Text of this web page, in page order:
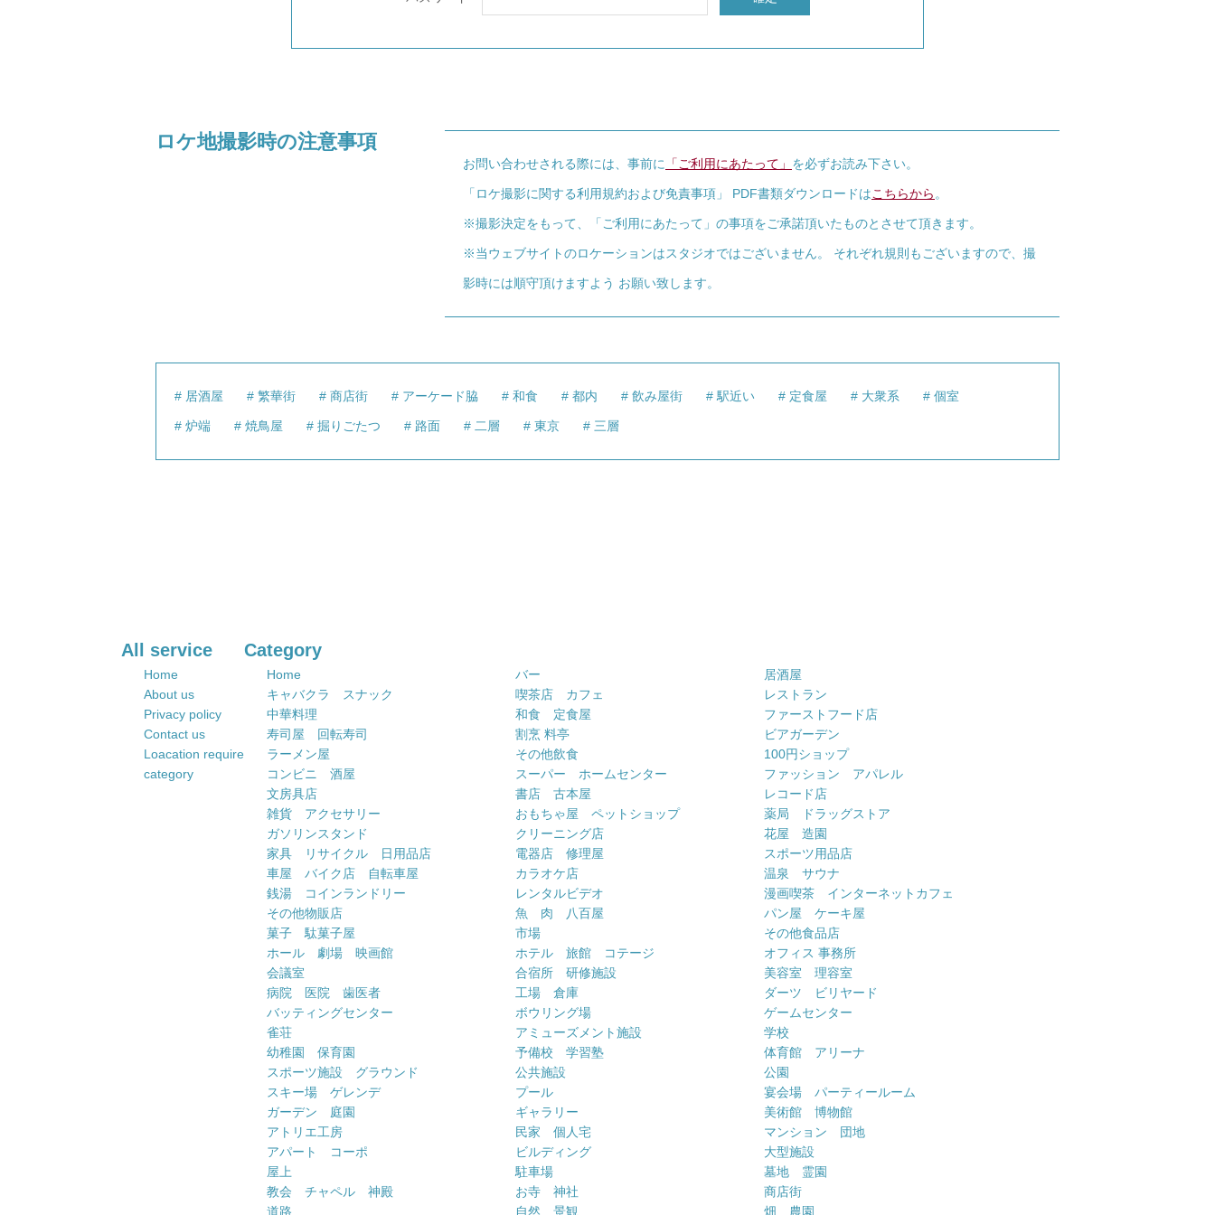
ロケ地撮影時の注意事項
お問い合わせされる際には、事前に 「ご利用にあたって」 を必ずお読み下さい。
「ロケ撮影に関する利用規約および免責事項」 PDF書類ダウンロードはこちらから 。
※撮影決定をもって、「ご利用にあたって」の事項をご承諾頂いたものとさせて頂きます。
※当ウェブサイトのロケーションはスタジオではございません。 それぞれ規則もございますので、撮
影時には順守頂けますよう お願い致します。
居酒屋 繁華街 商店街 アーケード脇 和食 都内 飲み屋街 駅近い 定食屋 大衆系 個室
炉端 焼鳥屋 掘りごたつ 路面 二層 東京 三層
All service
Home
About us
Privacy policy
Contact us
Loacation require
category
Category
Home バー
居酒屋
キャバクラ スナック
喫茶店 カフェ
レストラン
中華料理
和食 定食屋
ファーストフード店
寿司屋 回転寿司
割烹 料亭
ビアガーデン
ラーメン屋
その他飲食
100円ショップ
コンビニ 酒屋
スーパー ホームセンター
ファッション アパレル
文房具店
書店 古本屋
レコード店
雑貨 アクセサリー
おもちゃ屋 ペットショップ
薬局 ドラッグストア
ガソリンスタンド
クリーニング店
花屋 造園
家具 リサイクル 日用品店
電器店 修理屋
スポーツ用品店
車屋 バイク店 自転車屋
カラオケ店
温泉 サウナ
銭湯 コインランドリー
レンタルビデオ
漫画喫茶 インターネットカフェ
その他物販店
魚 肉 八百屋
パン屋 ケーキ屋
菓子 駄菓子屋
市場
その他食品店
ホール 劇場 映画館
ホテル 旅館 コテージ
オフィス 事務所
会議室
合宿所 研修施設
美容室 理容室
病院 医院 歯医者
工場 倉庫
ダーツ ビリヤード
バッティングセンター
ボウリング場
ゲームセンター
雀荘
アミューズメント施設
学校
幼稚園 保育園
予備校 学習塾
体育館 アリーナ
スポーツ施設 グラウンド
公共施設
公園
スキー場 ゲレンデ
プール
宴会場 パーティールーム
ガーデン 庭園
ギャラリー
美術館 博物館
アトリエ工房
民家 個人宅
マンション 団地
アパート コーポ
ビルディング
大型施設
屋上
駐車場
墓地 霊園
教会 チャペル 神殿
お寺 神社
商店街
道路
自然 景観 畑 農園